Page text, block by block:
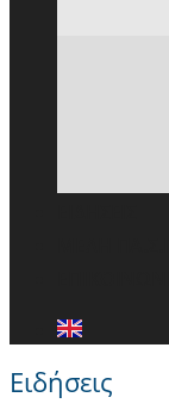
Ειδήσεις